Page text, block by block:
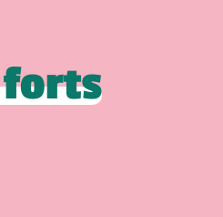
forts